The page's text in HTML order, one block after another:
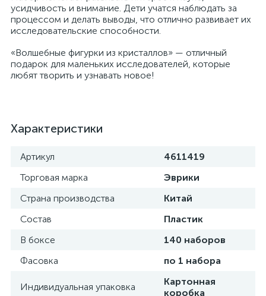
усидчивость и внимание. Дети учатся наблюдать за
процессом и делать выводы, что отлично развивает их
исследовательские способности.
«Волшебные фигурки из кристаллов» — отличный
подарок для маленьких исследователей, которые
любят творить и узнавать новое!
Характеристики
Артикул
4611419
Торговая марка
Эврики
Страна производства
Китай
Состав
Пластик
В боксе
140 наборов
Фасовка
по 1 набора
Индивидуальная упаковка
Картонная
коробка